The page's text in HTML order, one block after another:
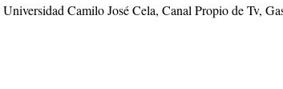
Camilo José Cela, Canal Propio de Tv,